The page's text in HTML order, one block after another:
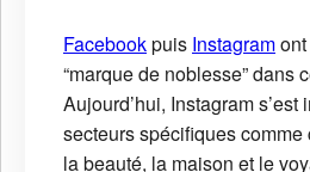
Facebookpuis Instagram
“marque de noblesse” dans
Aujourd’hui, Instagram
secteurs spécifiques
la beauté, la maison et le